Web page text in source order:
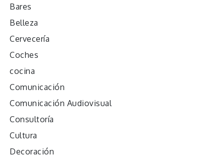
Bares
Belleza
Cervecería
Coches
cocina
Comunicación
Comunicación Audiovisual
Consultoría
Cultura
Decoración